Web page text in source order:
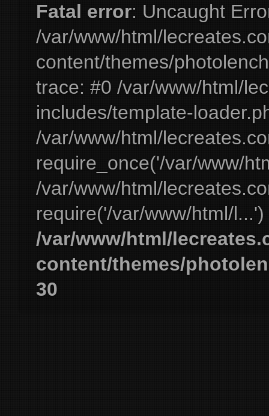
Fatal error: Uncaught
/var/www/html/
content/themes/
trace: #0 /var/www/html/
includes/template-
/var/www/html/
require_once('/var/www/
/var/www/html/
require('/var/www/html/
/var/www/html/
content/themes/
30